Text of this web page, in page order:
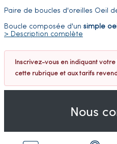
Paire de boucles d'oreilles Oeil
Boucle composée d'un simple
> Description complète
Inscrivez-vous en indiquant votre
cette rubrique et aux tarifs
Nous